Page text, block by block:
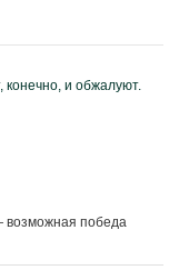
и обжалуют.
возможная победа